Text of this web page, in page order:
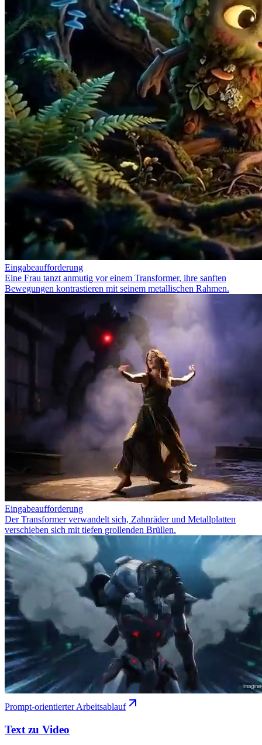
Eingabeaufforderung
Eine Frau tanzt anmutig vor einem Transformer, ihre sanften
Bewegungen kontrastieren mit seinem metallischen Rahmen.
Eingabeaufforderung
Der Transformer verwandelt sich, Zahnräder und Metallplatten
verschieben sich mit tiefen grollenden Brüllen.
Prompt-orientierter Arbeitsablauf
Text zu Video